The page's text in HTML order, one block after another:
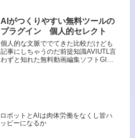
期以降の構造変化と、近年のIT化・グ...
AIがつくりやすい無料ツールの
プラグイン 個人的セレクト
個人的な文脈ででてきた比較だけども
記事にしちゃうのだ前提知識AVIUTL言
わずと知れた無料動画編集ソフトGIMP
ロボットとAIは肉体労働をなくし皆ハ
ッピーになるか